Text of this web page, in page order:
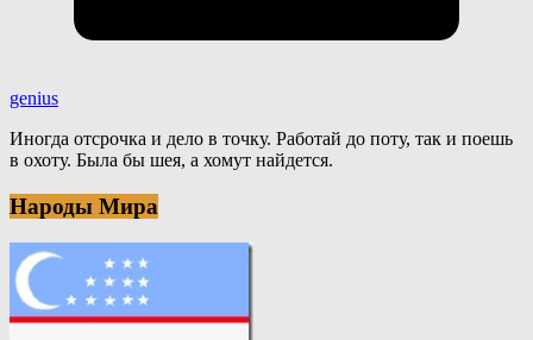
genius
Иногда отсрочка и дело в точку. Работай до поту, так и поешь
в охоту. Была бы шея, а хомут найдется.
Народы Мира